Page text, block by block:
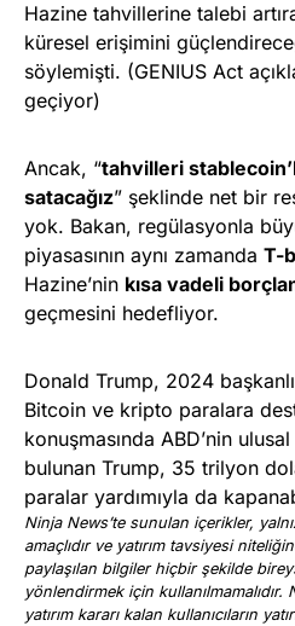
Hazine tahvillerine talebi
küresel erişimini
söylemişti. (GENIUS Act
geçiyor)
Ancak, “tahvilleri
satacağız” şeklinde net bir
yok. Bakan, regülasyonla
piyasasının aynı zamanda T-
Hazine’nin kısa vadeli
geçmesini hedefliyor.
Donald Trump, 2024
Bitcoin ve kripto paralara
konuşmasında ABD’nin
bulunan Trump, 35 trilyon
paralar yardımıyla da
Ninja News’te sunulan içerikler,
amaçlıdır ve yatırım tavsiyesi
paylaşılan bilgiler hiçbir şekilde
yönlendirmek için
yatırım kararı kalan kullanıcıların